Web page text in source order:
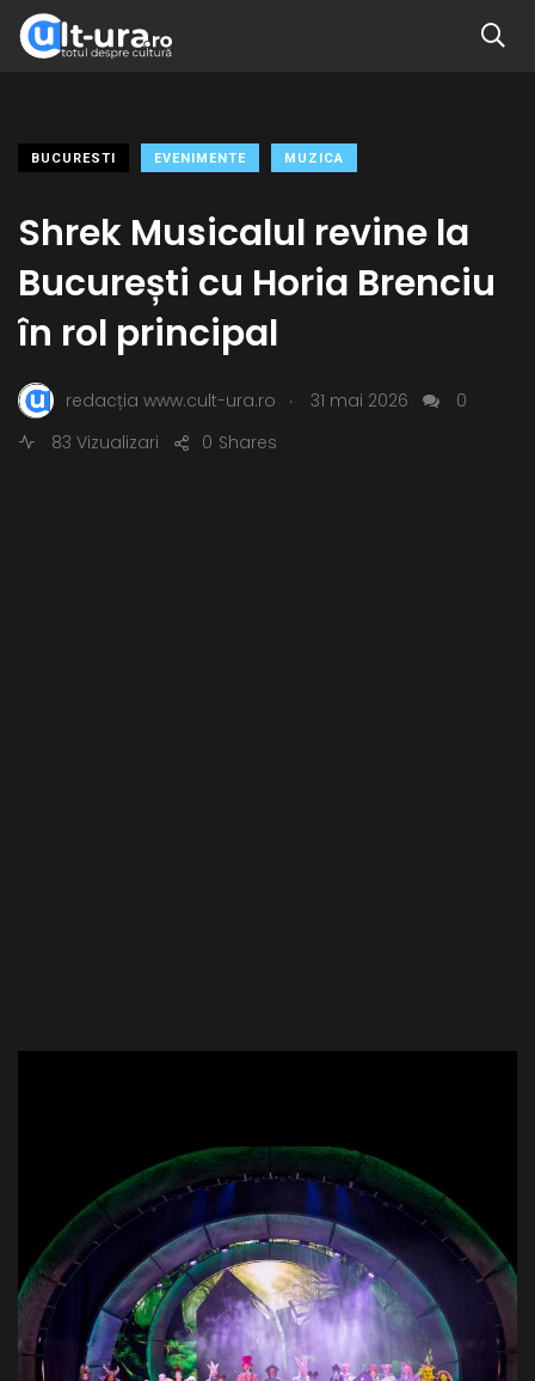
BUCURESTI EVENIMENTE MUZICA
Shrek Musicalul revine la
București cu Horia Brenciu
în rol principal
redacția www.cult-ura.ro . 31 mai 2026
0
83 Vizualizari
Shares
0